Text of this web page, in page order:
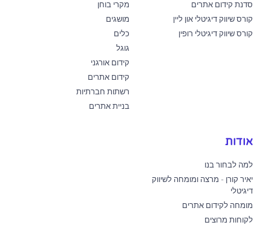
סדנת קידום אתרים
קורס שיווק דיגיטלי און ליין
קורס שיווק דיגיטלי רופין
מקרי בוחן
מושגים
כלים
גוגל
קידום אורגני
קידום אתרים
רשתות חברתיות
בניית אתרים
אודות
למה לבחור בנו
יאיר קורן - מרצה ומומחה לשיווק
דיגיטלי
מומחה לקידום אתרים
לקוחות מרוצים